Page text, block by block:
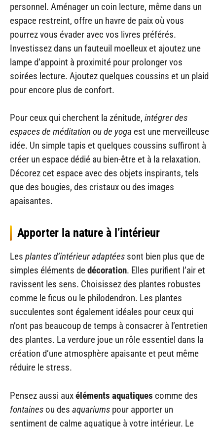
personnel. Aménager un coin lecture, même dans un
espace restreint, offre un havre de paix où vous
pourrez vous évader avec vos livres préférés.
Investissez dans un fauteuil moelleux et ajoutez une
lampe d’appoint à proximité pour prolonger vos
soirées lecture. Ajoutez quelques coussins et un plaid
pour encore plus de confort.
Pour ceux qui cherchent la zénitude, intégrer des
espaces de méditation ou de yoga est une merveilleuse
idée. Un simple tapis et quelques coussins suffiront à
créer un espace dédié au bien-être et à la relaxation.
Décorez cet espace avec des objets inspirants, tels
que des bougies, des cristaux ou des images
apaisantes.
Apporter la nature à l’intérieur
Les plantes d’intérieur adaptées sont bien plus que de
simples éléments dedécoration. Elles purifient l’air et
ravissent les sens. Choisissez des plantes robustes
comme le ficus ou le philodendron. Les plantes
succulentes sont également idéales pour ceux qui
n’ont pas beaucoup de temps à consacrer à l’entretien
des plantes. La verdure joue un rôle essentiel dans la
création d’une atmosphère apaisante et peut même
réduire le stress.
Pensez aussi auxéléments aquatiques comme des
fontaines ou des aquariums pour apporter un
sentiment de calme aquatique à votre intérieur. Le